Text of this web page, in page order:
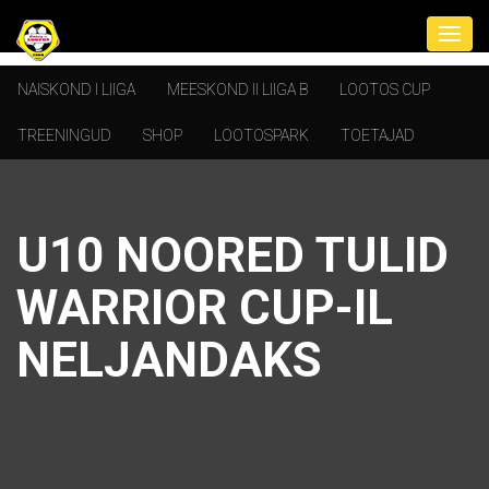
NAISKOND I LIIGA MEESKOND II LIIGA B LOOTOS CUP
TREENINGUD SHOP LOOTOSPARK TOETAJAD
U10 NOORED TULID
WARRIOR CUP-IL
NELJANDAKS